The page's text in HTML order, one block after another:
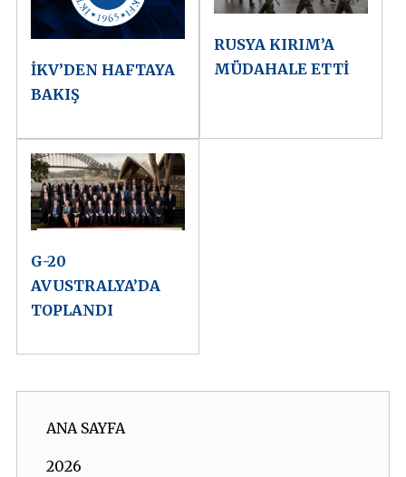
İKV’DEN HAFTAYA
BAKIŞ
RUSYA KIRIM’A
MÜDAHALE ETTİ
G-20
AVUSTRALYA’DA
TOPLANDI
ANA SAYFA
2026